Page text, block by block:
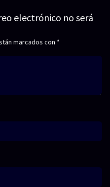
electrónico no será
marcados con *